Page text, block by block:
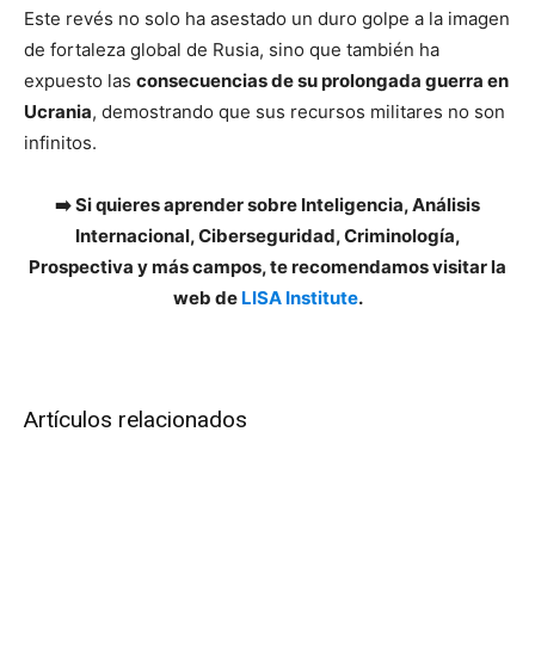
Este revés no solo ha asestado un duro golpe a la imagen
de fortaleza global de Rusia, sino que también ha
expuesto las consecuencias de su prolongada guerra en
Ucrania, demostrando que sus recursos militares no son
infinitos.
➡️ Si quieres aprender sobre Inteligencia, Análisis
Internacional, Ciberseguridad, Criminología,
Prospectiva y más campos, te recomendamos visitar la
web de LISA Institute.
Artículos relacionados